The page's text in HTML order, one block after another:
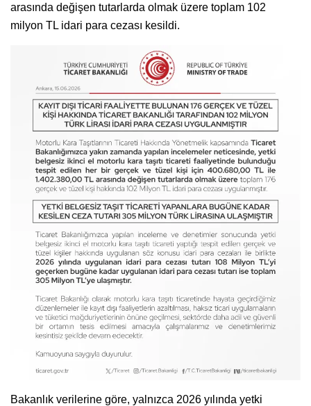
arasında değişen tutarlarda olmak üzere toplam 102
milyon TL idari para cezası kesildi.
Bakanlık verilerine göre, yalnızca 2026 yılında yetki